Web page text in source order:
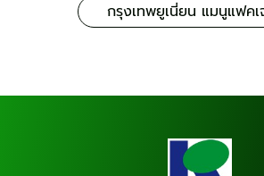
กรุงเทพยูเนี่ยน แมนูแฟคเ